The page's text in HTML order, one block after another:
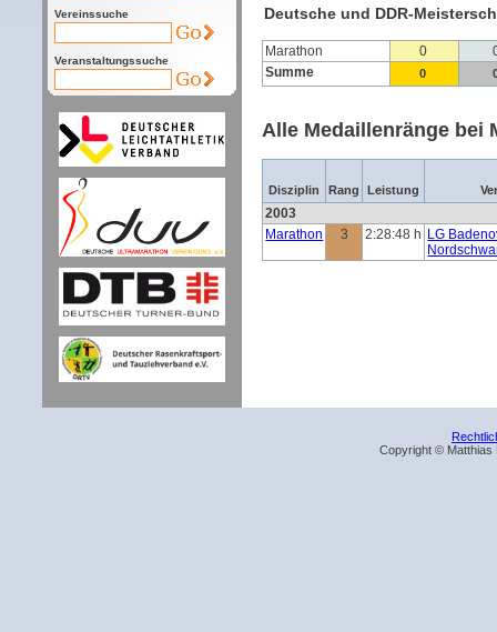
Vereinssuche
Veranstaltungssuche
Deutsche und DDR-
Marathon 0
Summe
0
Alle Medaillenränge bei
Disziplin Rang Leistung
2003
Marathon
3 2:28:48 h LG
Copyright © Matthias